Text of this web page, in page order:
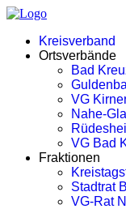
Kreisverband
Ortsverbände
Bad
VG
Nahe-
VG Bad
Fraktionen
Stadtrat
VG-Rat